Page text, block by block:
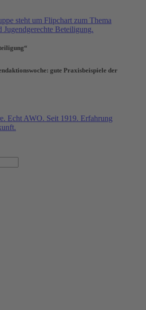
gute Praxisbeispiele der